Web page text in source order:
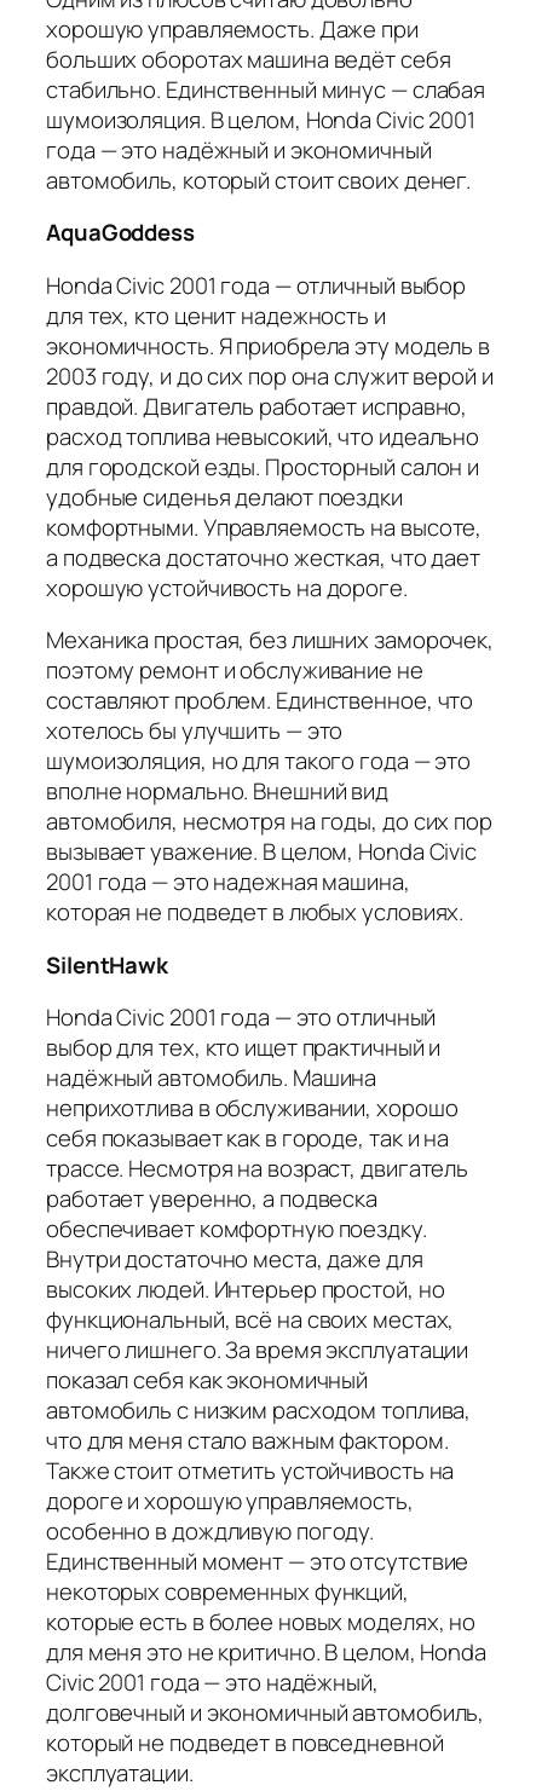
хорошую управляемость. Даже при
больших оборотах машина ведёт себя
стабильно. Единственный минус — слабая
шумоизоляция. В целом, Honda Civic 2001
года — это надёжный и экономичный
автомобиль, который стоит своих денег.
AquaGoddess
Honda Civic 2001 года — отличный выбор
для тех, кто ценит надежность и
экономичность. Я приобрела эту модель в
2003 году, и до сих пор она служит верой и
правдой. Двигатель работает исправно,
расход топлива невысокий, что идеально
для городской езды. Просторный салон и
удобные сиденья делают поездки
комфортными. Управляемость на высоте,
а подвеска достаточно жесткая, что дает
хорошую устойчивость на дороге.
Механика простая, без лишних заморочек,
поэтому ремонт и обслуживание не
составляют проблем. Единственное, что
хотелось бы улучшить — это
шумоизоляция, но для такого года — это
вполне нормально. Внешний вид
автомобиля, несмотря на годы, до сих пор
вызывает уважение. В целом, Honda Civic
2001 года — это надежная машина,
которая не подведет в любых условиях.
SilentHawk
Honda Civic 2001 года — это отличный
выбор для тех, кто ищет практичный и
надёжный автомобиль. Машина
неприхотлива в обслуживании, хорошо
себя показывает как в городе, так и на
трассе. Несмотря на возраст, двигатель
работает уверенно, а подвеска
обеспечивает комфортную поездку.
Внутри достаточно места, даже для
высоких людей. Интерьер простой, но
функциональный, всё на своих местах,
ничего лишнего. За время эксплуатации
показал себя как экономичный
автомобиль с низким расходом топлива,
что для меня стало важным фактором.
Также стоит отметить устойчивость на
дороге и хорошую управляемость,
особенно в дождливую погоду.
Единственный момент — это отсутствие
некоторых современных функций,
которые есть в более новых моделях, но
для меня это не критично. В целом, Honda
Civic 2001 года — это надёжный,
долговечный и экономичный автомобиль,
который не подведет в повседневной
эксплуатации.